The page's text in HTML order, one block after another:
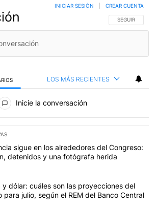
SIGA ESTA
SEGUIR
INICIAR SESIÓN CREAR CUENTA
LOS MÁS RECIENTES
Inicie la conversación
los artículos con más comentarios en los
con el título "La violencia sigue en los
sigue en los alrededores del Congreso:
detenidos y una fotógrafa herida
con el título "Inflación y dólar: cuáles
y dólar: cuáles son las proyecciones del
para julio, según el REM del Banco Central